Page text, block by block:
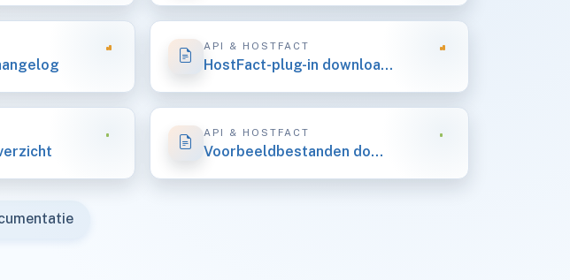
API & HOSTFACT
HostFact-plug-in downloaden
API & HOSTFACT
Voorbeeldbestanden downloaden (API)